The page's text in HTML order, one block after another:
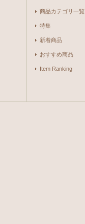
商品カテゴリ一覧
特集
新着商品
おすすめ商品
Item Ranking